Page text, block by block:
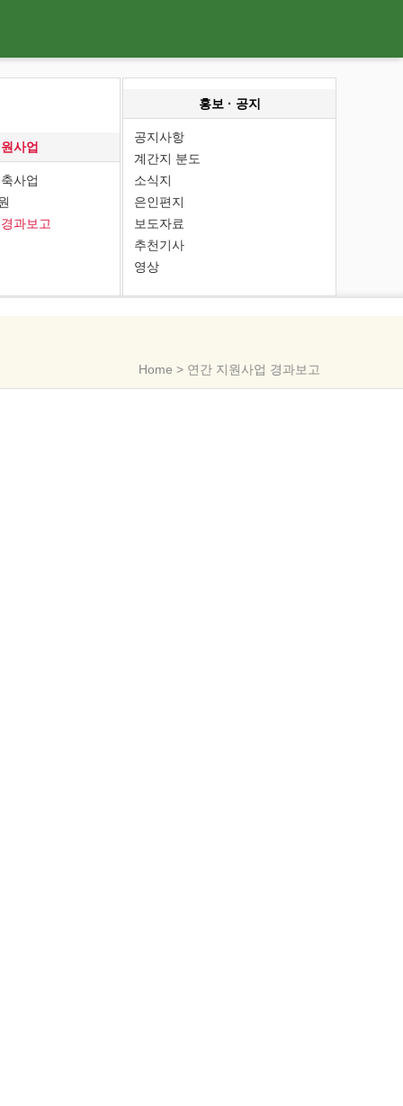
사업
사업
과보고
홍보 · 공지
공지사항
계간지 분도
소식지
은인편지
보도자료
추천기사
영상
Home > 연간 지원사업 경과보고